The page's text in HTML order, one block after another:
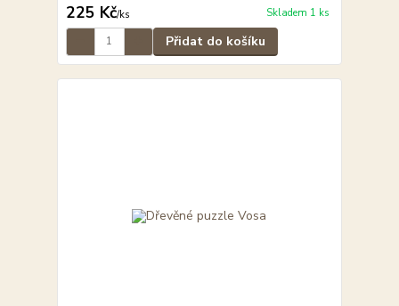
225 Kč/ks Skladem 1 ks
Přidat do košíku